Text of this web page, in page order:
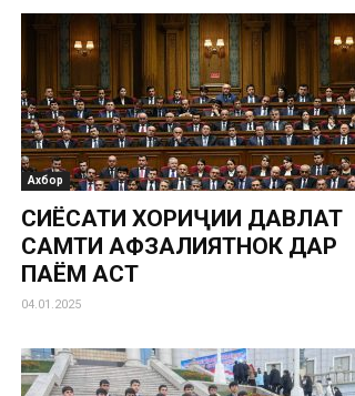
Ахбор
СИЁСАТИ ХОРИҶИИ ДАВЛАТ
САМТИ АФЗАЛИЯТНОК ДАР
ПАЁМ АСТ
04.01.2025